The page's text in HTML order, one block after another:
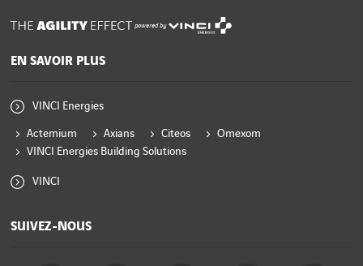
powered by
EN SAVOIR PLUS
VINCI Energies
Actemium Axians Citeos
Omexom
VINCI Energies Building Solutions
VINCI
SUIVEZ-NOUS